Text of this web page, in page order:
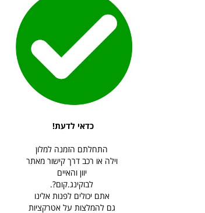
כדאי לדעת!
התחלתם הזמנה למלון
וילה או רכב דרך קישור מאתר
יוון והאיים
לבוקינג.קום?.
אתם יכולים לפנות אלינו
גם להמלצות על אטרקציות